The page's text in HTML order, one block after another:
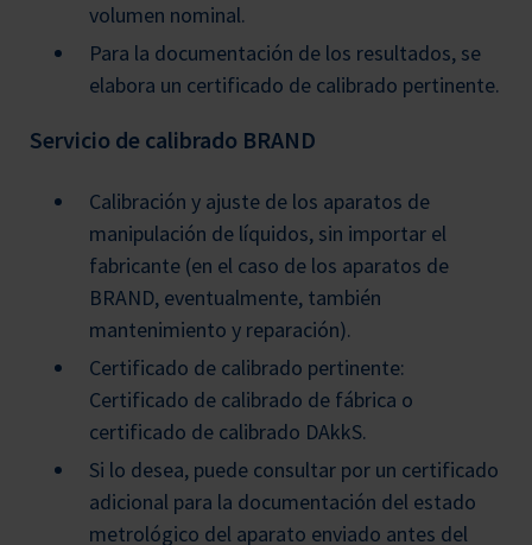
volumen nominal.
Para la documentación de los resultados, se
elabora un certificado de calibrado pertinente.
Servicio de calibrado BRAND
Calibración y ajuste de los aparatos de
manipulación de líquidos, sin importar el
fabricante (en el caso de los aparatos de
BRAND, eventualmente, también
mantenimiento y reparación).
Certificado de calibrado pertinente:
Certificado de calibrado de fábrica o
certificado de calibrado DAkkS.
Si lo desea, puede consultar por un certificado
adicional para la documentación del estado
metrológico del aparato enviado antes del